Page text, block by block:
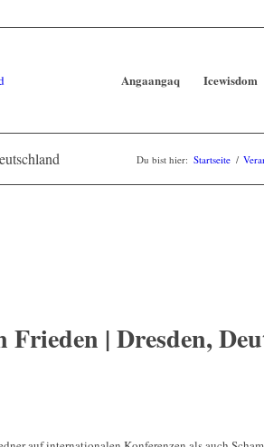
Angaangaq Icewisdom
Du bist hier: Startseite /
| Dresden,